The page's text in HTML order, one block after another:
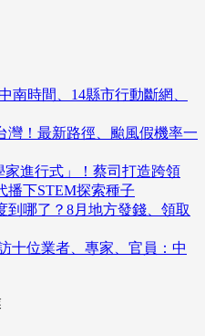
南時間、14縣市行動斷網、
灣！最新路徑、颱風假機率一
家進行式」！蔡司打造跨領
播下STEM探索種子
到哪了？8月地方發錢、領取
十位業者、專家、官員：中